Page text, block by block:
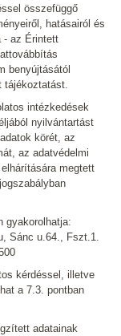
összefüggő
hatásairól és
- az Érintett
benyújtásától
intézkedések
nyilvántartást
körét, az
az adatvédelmi
megtett
gyakorolhatja:
Sánc u.64., Fszt.1.
kérdéssel, illetve
a 7.3. pontban
adatainak